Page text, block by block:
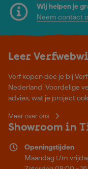
Wij helpen je
Neem contact
Leer
Verf kopen doe je bij
Nederland. Voordelige
advies, wat je project
Meer over ons
Showroom in
Openingstijden
Maandag t/m